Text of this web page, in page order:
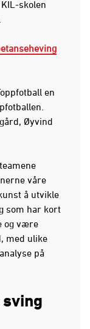
skolen
en
Øyvind
våre
å utvikle
som har kort
og være
med ulike
på